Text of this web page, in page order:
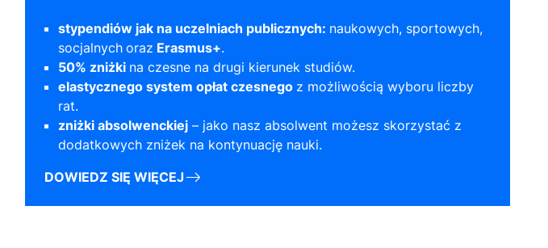
stypendiów jak na uczelniach publicznych: naukowych, sportowych,
socjalnych oraz Erasmus+.
50% zniżki na czesne na drugi kierunek studiów.
elastycznego system opłat czesnego z możliwością wyboru liczby
rat.
zniżki absolwenckiej – jako nasz absolwent możesz skorzystać z
dodatkowych zniżek na kontynuację nauki.
DOWIEDZ SIĘ WIĘCEJ